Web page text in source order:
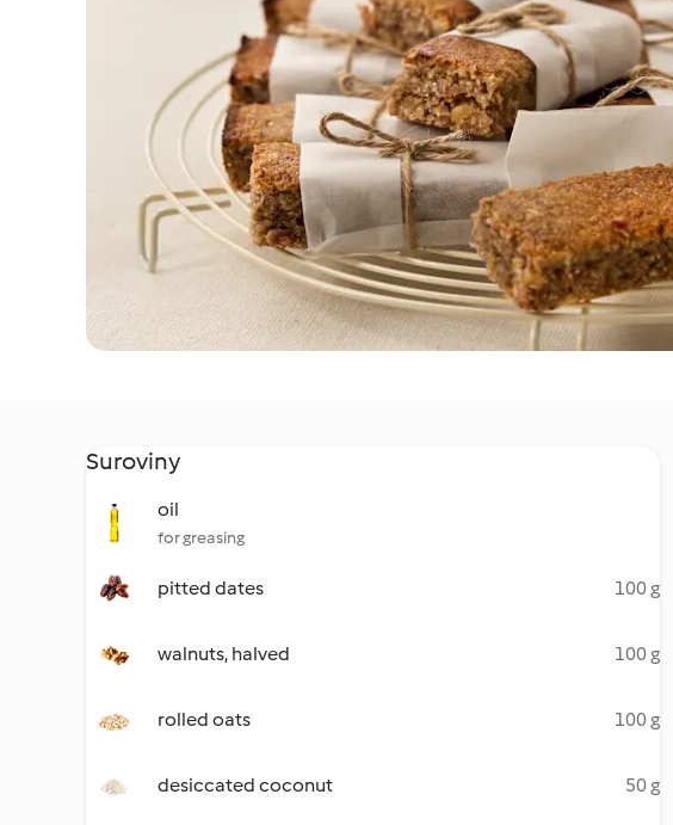
Suroviny
oil
for greasing
pitted dates 100 g
walnuts, halved 100 g
rolled oats 100 g
desiccated coconut 50 g